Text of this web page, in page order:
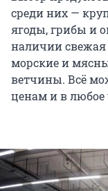
среди них —
ягоды, грибы и
наличии свежая
морские и
ветчины. Всё
ценам и в любое